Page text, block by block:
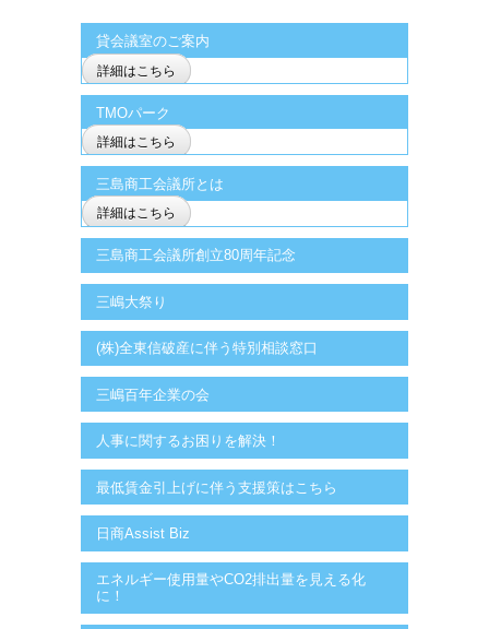
貸会議室のご案内
詳細はこちら
TMOパーク
詳細はこちら
三島商工会議所とは
詳細はこちら
三島商工会議所創立80周年記念
三嶋大祭り
(株)全東信破産に伴う特別相談窓口
三嶋百年企業の会
人事に関するお困りを解決！
最低賃金引上げに伴う支援策はこちら
日商Assist Biz
エネルギー使用量やCO2排出量を見える化
に！